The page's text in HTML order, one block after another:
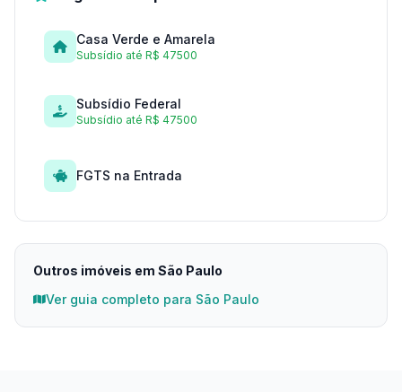
Casa Verde e Amarela
Subsídio até R$ 47500
Subsídio Federal
Subsídio até R$ 47500
FGTS na Entrada
Outros imóveis em São Paulo
Ver guia completo para São Paulo